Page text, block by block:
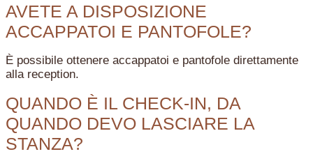
AVETE A DISPOSIZIONE
ACCAPPATOI E PANTOFOLE?
È possibile ottenere accappatoi e pantofole direttamente
alla reception.
QUANDO È IL CHECK-IN, DA
QUANDO DEVO LASCIARE LA
STANZA?